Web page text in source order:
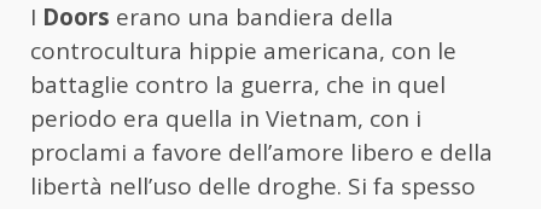
I Doors erano una bandiera della
controcultura hippie americana, con le
battaglie contro la guerra, che in quel
periodo era quella in Vietnam, con i
proclami a favore dell’amore libero e della
libertà nell’uso delle droghe. Si fa spesso